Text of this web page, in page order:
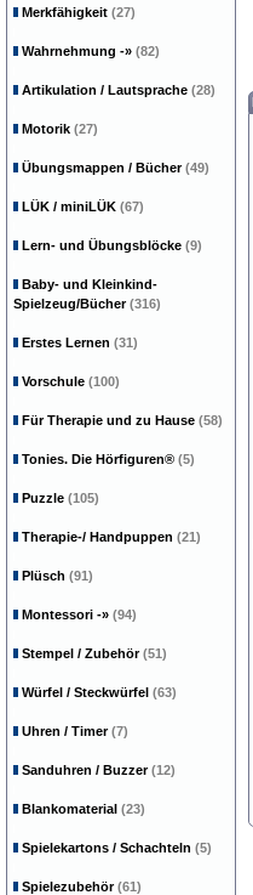
Merkfähigkeit (27)
Wahrnehmung -» (82)
Artikulation / Lautsprache (28)
Motorik (27)
Übungsmappen / Bücher(49)
LÜK / miniLÜK (67)
Lern- und Übungsblöcke (9)
Baby- und Kleinkind-
Spielzeug/Bücher(316)
Erstes Lernen (31)
Vorschule (100)
Für Therapie und zu Hause (58)
Tonies. Die Hörfiguren® (5)
Puzzle (105)
Therapie-/ Handpuppen (21)
Plüsch (91)
Montessori -» (94)
Stempel / Zubehör(51)
Würfel / Steckwürfel (63)
Uhren / Timer(7)
Sanduhren / Buzzer(12)
Blankomaterial (23)
Spielekartons / Schachteln (5)
Spielezubehör(61)